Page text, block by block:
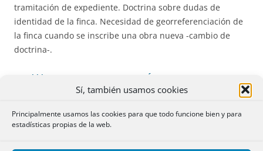
Sí, también usamos cookies
Principalmente usamos las cookies para que todo funcione bien y para
estadísticas propias de la web.
tramitación de expediente. Doctrina sobre dudas de
identidad de la finca. Necesidad de georreferenciación de
la finca cuando se inscribe una obra nueva -cambio de
doctrina-.
336.*** ANOTACION DE CRÉDITO REFACCIONARIO
DESPUÉS DE TERMINADAS LAS OBRAS.No cabe la práctica
Registro la finalización de las obras.
341.*** EXPEDIENTE DE DOMINIO PARA